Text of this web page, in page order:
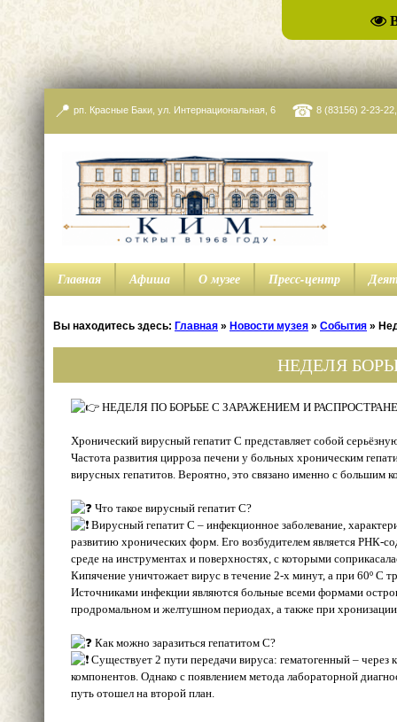
📍 рп. Красные Баки, ул. Интернациональная, 6 ☎ 8 (83156) 2-23-
Главная Афиша О музее Пресс-центр
Вы находитесь здесь: Главная » Новости музея » События »
НЕДЕЛЯ
НЕДЕЛЯ ПО БОРЬБЕ С ЗАРАЖЕНИЕМ И
Хронический вирусный гепатит С представляет собой
Частота развития цирроза печени у больных хроническим
вирусных гепатитов. Вероятно, это связано именно с
Что такое вирусный гепатит С?
Вирусный гепатит С – инфекционное заболевание,
развитию хронических форм. Его возбудителем является
среде на инструментах и поверхностях, с которыми
Кипячение уничтожает вирус в течение 2-х минут, а при 60º С
Источниками инфекции являются больные всеми формами
продромальном и желтушном периодах, а также при
Как можно заразиться гепатитом С?
Существует 2 пути передачи вируса: гематогенный –
компонентов. Однако с появлением метода лабораторной
путь отошел на второй план.